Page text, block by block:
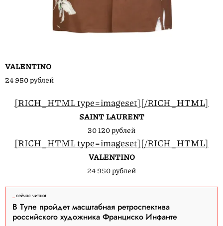
VALENTINO
24 950 рублей
[RICH_HTML type=imageset][/RICH_HTML]
SAINT LAURENT
30 120 рублей
[RICH_HTML type=imageset][/RICH_HTML]
VALENTINO
24 950 рублей
сейчас читают
В Туле пройдет масштабная ретроспектива
российского художника Франциско Инфанте